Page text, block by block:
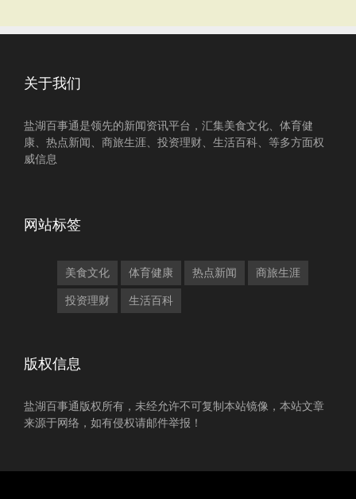
关于我们
盐湖百事通是领先的新闻资讯平台，汇集美食文化、体育健
康、热点新闻、商旅生涯、投资理财、生活百科、等多方面权
威信息
网站标签
美食文化 体育健康 热点新闻 商旅生涯
投资理财 生活百科
版权信息
盐湖百事通版权所有，未经允许不可复制本站镜像，本站文章
来源于网络，如有侵权请邮件举报！